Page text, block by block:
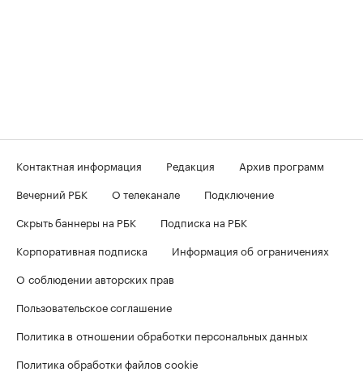
Контактная информация Редакция
Архив программ
Вечерний РБК
О телеканале
Подключение
Скрыть баннеры на РБК
Подписка на РБК
Корпоративная подписка
Информация об ограничениях
О соблюдении авторских прав
Пользовательское соглашение
Политика в отношении обработки персональных данных
Политика обработки файлов cookie